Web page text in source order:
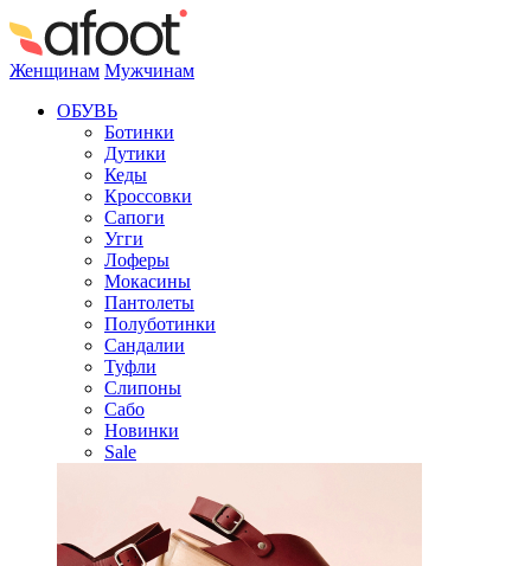
Женщинам Мужчинам
ОБУВЬ
Ботинки
Дутики
Кеды
Кроссовки
Сапоги
Угги
Лоферы
Мокасины
Пантолеты
Полуботинки
Сандалии
Туфли
Слипоны
Сабо
Новинки
Sale